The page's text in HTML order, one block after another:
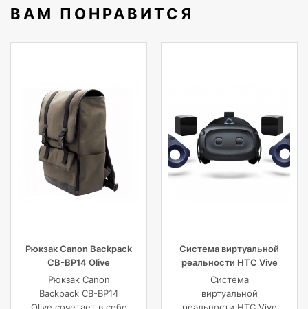
ВАМ ПОНРАВИТСЯ
Рюкзак Canon Backpack
CB-BP14 Olive
Рюкзак Canon
Backpack CB-BP14
Система виртуальной
реальности HTC Vive
Cosmos Elite
Система
виртуальной